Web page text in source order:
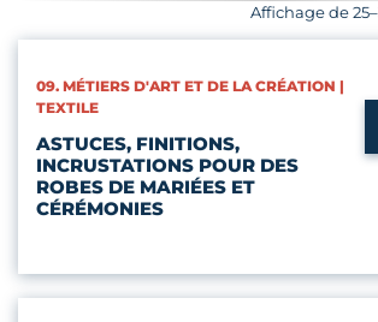
Affichage de
CATÉGORIES :
09. MÉTIERS D'ART ET DE LA CRÉATION |
TEXTILE
ASTUCES, FINITIONS,
INCRUSTATIONS POUR DES
ROBES DE MARIÉES ET
CÉRÉMONIES